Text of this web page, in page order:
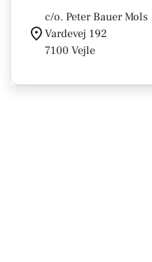
c/o. Peter Bauer Mols
Vardevej 192
7100 Vejle